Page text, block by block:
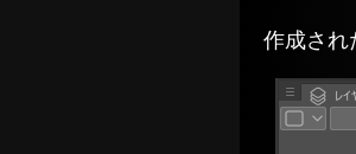
作成され